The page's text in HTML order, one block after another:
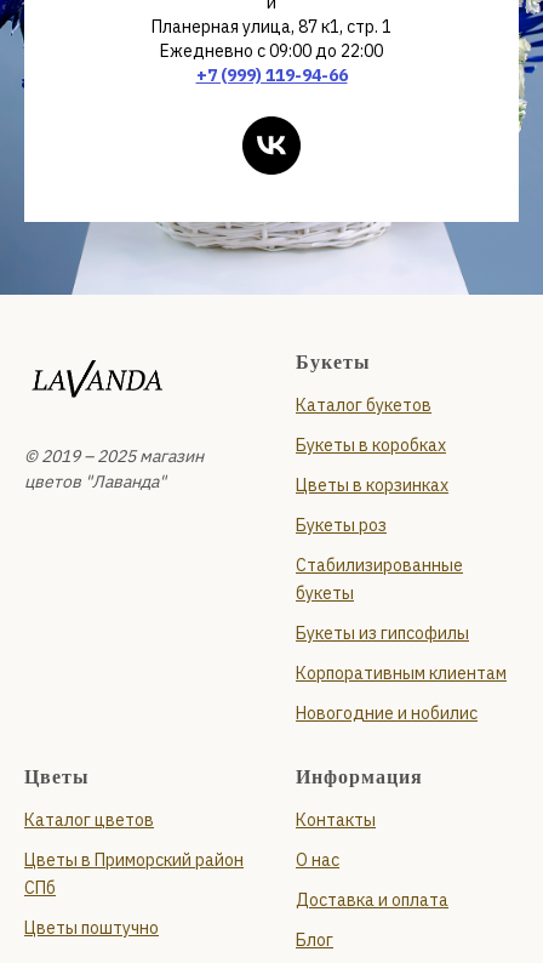
Планерная улица, 87 к1, стр. 1
Ежедневно с 09:00 до 22:00
+7 (999) 119-94-66
© 2019 – 2025 магазин
цветов "Лаванда"
Букеты
Каталог букетов
Букеты в коробках
Цветы в корзинках
Букеты роз
Стабилизированные
букеты
Букеты из гипсофилы
Корпоративным клиентам
Новогодние и нобилис
Цветы
Каталог цветов
Цветы в Приморский район
СПб
Цветы поштучно
Информация
Контакты
О нас
Доставка и оплата
Блог